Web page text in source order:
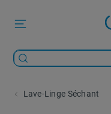
Lave-Linge Séchant